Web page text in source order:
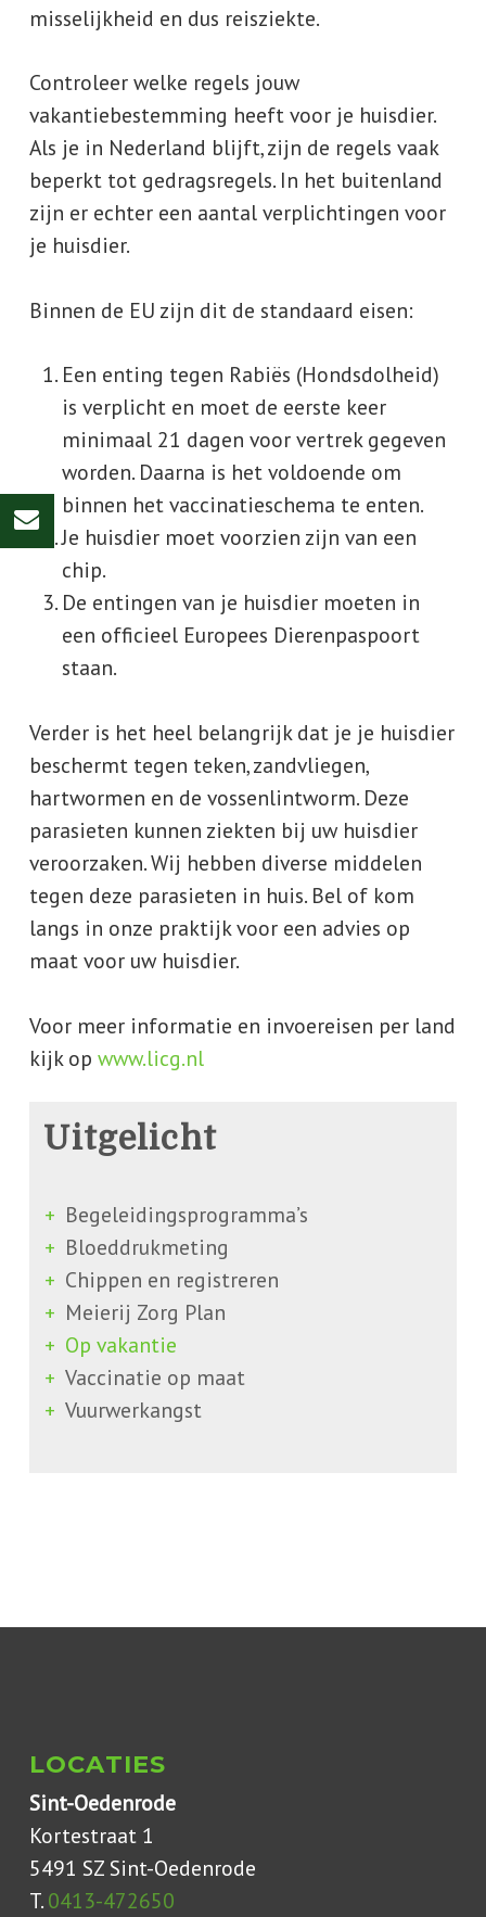
misselijkheid en dus reisziekte.
Controleer welke regels jouw
vakantiebestemming heeft voor je huisdier.
Als je in Nederland blijft, zijn de regels vaak
beperkt tot gedragsregels. In het buitenland
zijn er echter een aantal verplichtingen voor
je huisdier.
Binnen de EU zijn dit de standaard eisen:
Een enting tegen Rabiës (Hondsdolheid)
is verplicht en moet de eerste keer
minimaal 21 dagen voor vertrek gegeven
worden. Daarna is het voldoende om
binnen het vaccinatieschema te enten.
Je huisdier moet voorzien zijn van een
chip.
De entingen van je huisdier moeten in
een officieel Europees Dierenpaspoort
staan.
Verder is het heel belangrijk dat je je huisdier
beschermt tegen teken, zandvliegen,
hartwormen en de vossenlintworm. Deze
parasieten kunnen ziekten bij uw huisdier
veroorzaken. Wij hebben diverse middelen
tegen deze parasieten in huis. Bel of kom
langs in onze praktijk voor een advies op
maat voor uw huisdier.
Voor meer informatie en invoereisen per land
kijk op www.licg.nl
Uitgelicht
Begeleidingsprogramma’s
Bloeddrukmeting
Chippen en registreren
Meierij Zorg Plan
Op vakantie
Vaccinatie op maat
Vuurwerkangst
LOCATIES
Sint-Oedenrode
Kortestraat 1
5491 SZ Sint-Oedenrode
T. 0413-472650